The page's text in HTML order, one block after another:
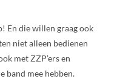
En die willen graag ook
niet alleen bedienen
met ZZP’ers en
band mee hebben.